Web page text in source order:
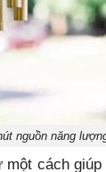
nguồn năng
cách